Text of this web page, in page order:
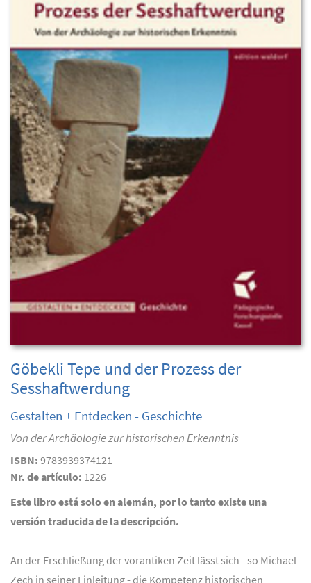
Göbekli Tepe und der Prozess der
Sesshaftwerdung
Gestalten + Entdecken - Geschichte
Von der Archäologie zur historischen Erkenntnis
ISBN: 9783939374121
Nr. de artículo: 1226
Este libro está solo en alemán, por lo tanto existe una
versión traducida de la descripción.
An der Erschließung der vorantiken Zeit lässt sich - so Michael
Zech in seiner Einleitung - die Kompetenz historischen